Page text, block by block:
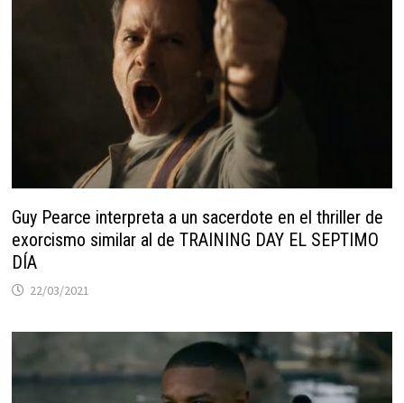
Guy Pearce interpreta a un sacerdote en el thriller de
exorcismo similar al de TRAINING DAY EL SEPTIMO
DÍA
22/03/2021